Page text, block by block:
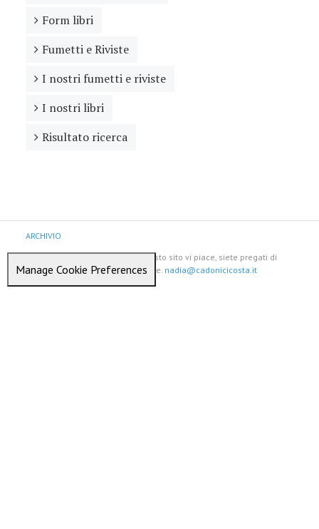
Form libri
Fumetti e Riviste
I nostri fumetti e riviste
I nostri libri
Risultato ricerca
ARCHIVIO
Se per caso qualche cosa su questo sito vi piace, siete pregati di
avvertirmi prima di copiarlo, grazie. nadia@cadonicicosta.it
Manage Cookie Preferences